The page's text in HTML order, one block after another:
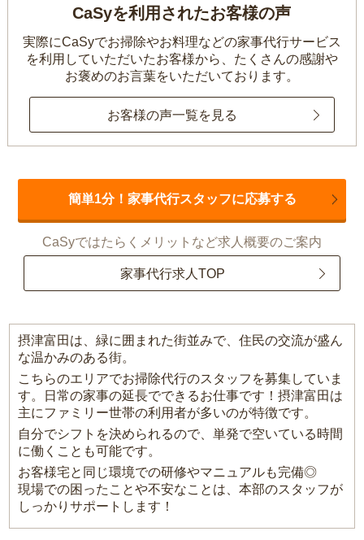
CaSyを利用されたお客様の声
実際にCaSyでお掃除やお料理などの家事代行サービス
を利用していただいたお客様から、 たくさんの感謝や
お褒めのお言葉をいただいております。
お客様の声一覧を見る
簡単1分！家事代行スタッフに応募する
CaSyではたらくメリットなど求人概要のご案内
家事代行求人TOP
摂津富田は、緑に囲まれた街並みで、住民の交流が盛ん
な温かみのある街。
こちらのエリアでお掃除代行のスタッフを募集していま
す。日常の家事の延長でできるお仕事です！摂津富田は
主にファミリー世帯の利用者が多いのが特徴です。
自分でシフトを決められるので、単発で空いている時間
に働くことも可能です。
お客様宅と同じ環境での研修やマニュアルも完備◎
現場での困ったことや不安なことは、本部のスタッフが
しっかりサポートします！